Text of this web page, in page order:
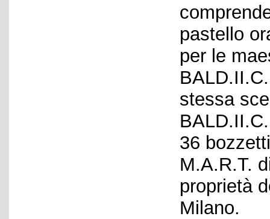
pastello
per le
stessa
36
M.A.R.T.
proprietà
Milano.